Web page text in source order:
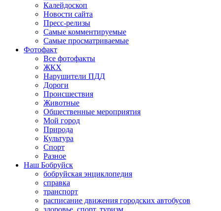
Калейдоскоп
Новости сайта
Пресс-релизы
Самые комментируемые
Самые просматриваемые
Фотофакт
Все фотофакты
ЖКХ
Нарушители ПДД
Дороги
Происшествия
Животные
Общественные мероприятия
Мой город
Природа
Культура
Спорт
Разное
Наш Бобруйск
бобруйская энциклопедия
справка
транспорт
расписание движения городских автобусов
здоровье, спорт, туризм